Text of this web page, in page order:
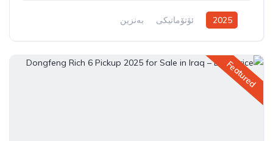
2025 ئۆتۆماتیکی
بەنزین
Featured